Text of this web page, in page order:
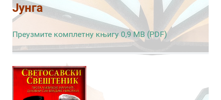
Јунга
Преузмите комплетну књигу 0,9 MB (PDF)